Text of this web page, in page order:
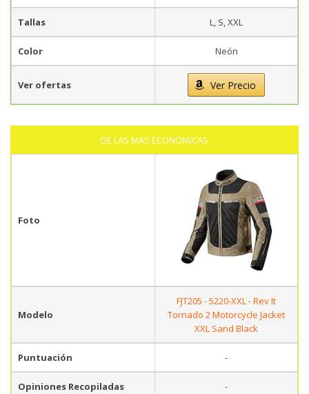
Tallas L, S, XXL
Color Neón
Ver ofertas Ver Precio
DE LAS MÁS ECONÓMICAS
Foto
Modelo
FJT205 - 5220-XXL - Rev It
Tornado 2 Motorcycle Jacket
XXL Sand Black
Puntuación -
Opiniones Recopiladas -